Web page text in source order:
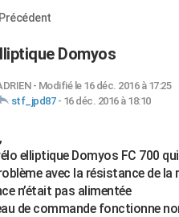
Domyos
- Modifié le 16 déc. 2016 à 17:25
stf_jpd87- 16 déc. 2016 à 18:10
elliptique Domyos FC 700
avec la résistance de
n’était pas alimentée
de commande fonctionne